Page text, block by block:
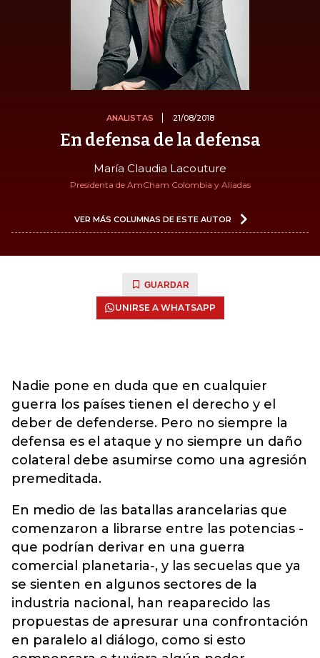
ANALISTAS 21/08/2018
En defensa de la defensa
María Claudia Lacouture
Presidenta de AmCham Colombia y Aliadas
VER MÁS COLUMNAS DE ESTE AUTOR
GUARDAR
UNIRSE A WHATSAPP
Nadie pone en duda que en cualquier
guerra los países tienen el derecho y el
deber de defenderse. Pero no siempre la
defensa es el ataque y no siempre un daño
colateral debe asumirse como una agresión
premeditada.
En medio de las batallas arancelarias que
comenzaron a librarse entre las potencias -
que podrían derivar en una guerra
comercial planetaria-, y las secuelas que ya
se sienten en algunos sectores de la
industria nacional, han reaparecido las
propuestas de apresurar una confrontación
en paralelo al diálogo, como si esto